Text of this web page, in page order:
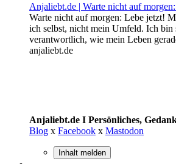
Anjaliebt.de | Warte nicht auf
Warte nicht auf morgen: Lebe jetzt!
ich selbst, nicht mein Umfeld. Ich bin
verantwortlich, wie mein Leben
anjaliebt.de
Anjaliebt.de I Persönliches,
Blog x Facebook x Mastodon
Inhalt melden